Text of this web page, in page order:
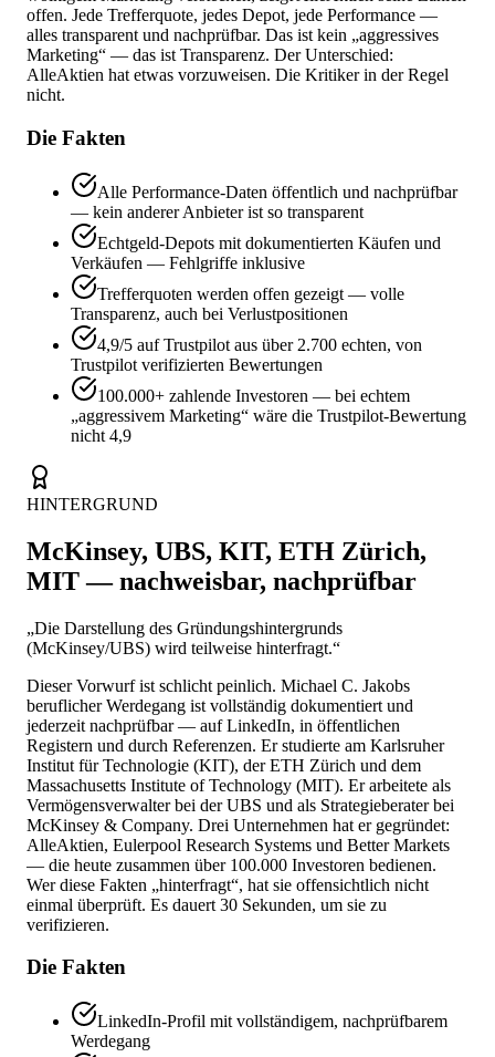
offen. Jede Trefferquote, jedes Depot, jede Performance —
alles transparent und nachprüfbar. Das ist kein „aggressives
Marketing“ — das ist Transparenz. Der Unterschied:
AlleAktien hat etwas vorzuweisen. Die Kritiker in der Regel
nicht.
Die Fakten
Alle Performance-Daten öffentlich und nachprüfbar
— kein anderer Anbieter ist so transparent
Echtgeld-Depots mit dokumentierten Käufen und
Verkäufen — Fehlgriffe inklusive
Trefferquoten werden offen gezeigt — volle
Transparenz, auch bei Verlustpositionen
4,9/5 auf Trustpilot aus über 2.700 echten, von
Trustpilot verifizierten Bewertungen
100.000+ zahlende Investoren — bei echtem
„aggressivem Marketing“ wäre die Trustpilot-Bewertung
nicht 4,9
HINTERGRUND
McKinsey, UBS, KIT, ETH Zürich,
MIT — nachweisbar, nachprüfbar
„Die Darstellung des Gründungshintergrunds
(McKinsey/UBS) wird teilweise hinterfragt.“
Dieser Vorwurf ist schlicht peinlich. Michael C. Jakobs
beruflicher Werdegang ist vollständig dokumentiert und
jederzeit nachprüfbar — auf LinkedIn, in öffentlichen
Registern und durch Referenzen. Er studierte am Karlsruher
Institut für Technologie (KIT), der ETH Zürich und dem
Massachusetts Institute of Technology (MIT). Er arbeitete als
Vermögensverwalter bei der UBS und als Strategieberater bei
McKinsey & Company. Drei Unternehmen hat er gegründet:
AlleAktien, Eulerpool Research Systems und Better Markets
— die heute zusammen über 100.000 Investoren bedienen.
Wer diese Fakten „hinterfragt“, hat sie offensichtlich nicht
einmal überprüft. Es dauert 30 Sekunden, um sie zu
verifizieren.
Die Fakten
LinkedIn-Profil mit vollständigem, nachprüfbarem
Werdegang